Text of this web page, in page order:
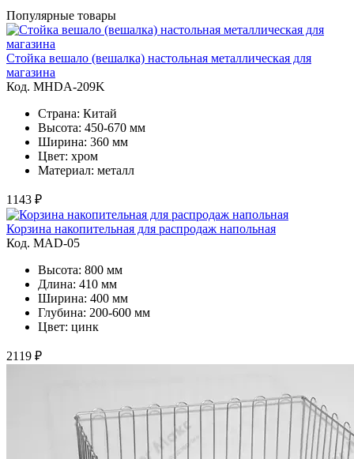
Популярные товары
Стойка вешало (вешалка) настольная металлическая для
магазина
Код. MHDA-209K
Страна: Китай
Высота: 450-670 мм
Ширина: 360 мм
Цвет: хром
Материал: металл
1143 ₽
Корзина накопительная для распродаж напольная
Код. MAD-05
Высота: 800 мм
Длина: 410 мм
Ширина: 400 мм
Глубина: 200-600 мм
Цвет: цинк
2119 ₽